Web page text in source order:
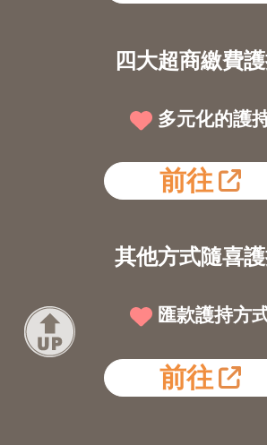
四大超商繳費
多元化的護
前往
其他方式隨喜
匯款護持方
前往